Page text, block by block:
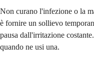
Non curano l'infezione o la
è fornire un sollievo
pausa dall'irritazione
quando ne usi una.